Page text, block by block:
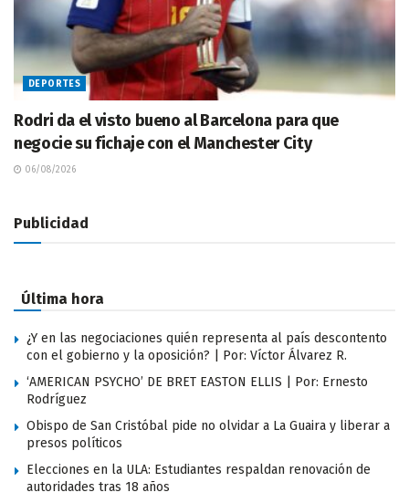
DEPORTES
Rodri da el visto bueno al Barcelona para que
negocie su fichaje con el Manchester City
06/08/2026
Publicidad
Última hora
¿Y en las negociaciones quién representa al país descontento
con el gobierno y la oposición? | Por: Víctor Álvarez R.
‘AMERICAN PSYCHO’ DE BRET EASTON ELLIS | Por: Ernesto
Rodríguez
Obispo de San Cristóbal pide no olvidar a La Guaira y liberar a
presos políticos
Elecciones en la ULA: Estudiantes respaldan renovación de
autoridades tras 18 años